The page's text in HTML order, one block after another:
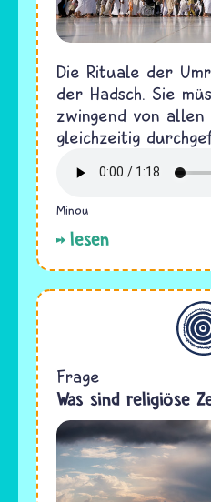
Die Rituale der
der Hadsch. Sie
zwingend von allen
gleichzeitig
Minou
lesen
Allgemein
Frage
Was sind religiöse